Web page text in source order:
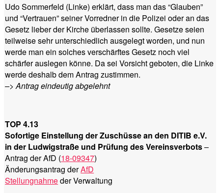
Udo Sommerfeld (Linke) erklärt, dass man das “Glauben”
und “Vertrauen” seiner Vorredner in die Polizei oder an das
Gesetz lieber der Kirche überlassen sollte. Gesetze seien
teilweise sehr unterschiedlich ausgelegt worden, und nun
werde man ein solches verschärftes Gesetz noch viel
schärfer auslegen könne. Da sei Vorsicht geboten, die Linke
werde deshalb dem Antrag zustimmen.
–> Antrag eindeutig abgelehnt
TOP 4.13
Sofortige Einstellung der Zuschüsse an den DITIB e.V.
in der Ludwigstraße und Prüfung des Vereinsverbots–
Antrag der AfD (18-09347)
Änderungsantrag derAfD
Stellungnahmeder Verwaltung